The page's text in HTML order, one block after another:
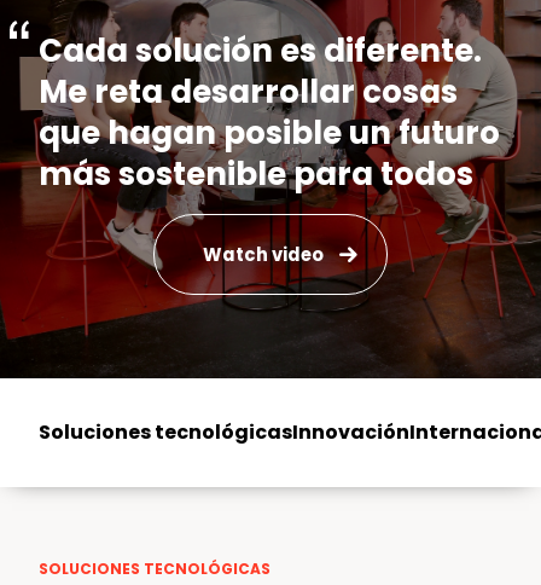
Cada solución es diferente.
Me reta desarrollar cosas
que hagan posible un futuro
más sostenible para todos
Watch video
Soluciones tecnológicasInnovación
SOLUCIONES TECNOLÓGICAS